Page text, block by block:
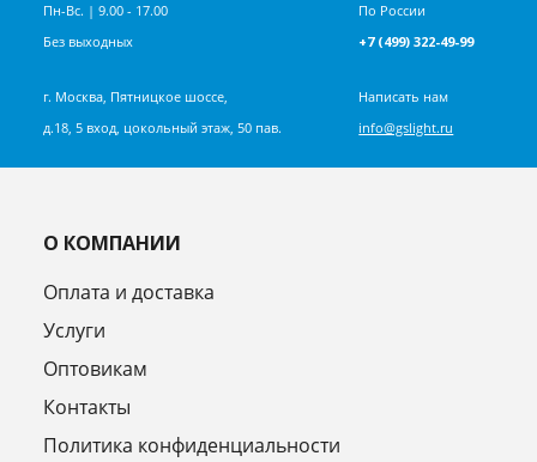
По России
+7 (499) 322-49-99
Пн-Вс. | 9.00 - 17.00
Без выходных
Написать нам
info@gslight.ru
г. Москва, Пятницкое шоссе,
д.18, 5 вход, цокольный этаж, 50 пав.
О КОМПАНИИ
Оплата и доставка
Услуги
Оптовикам
Контакты
Политика конфиденциальности